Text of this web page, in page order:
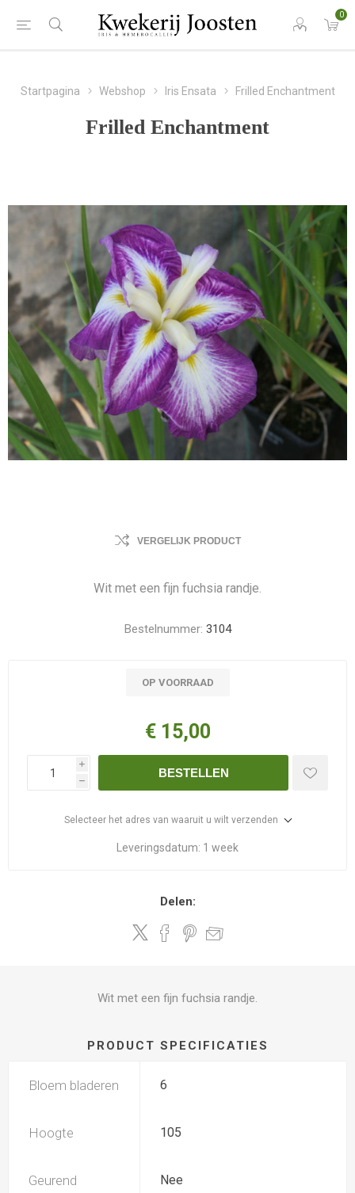
0
Startpagina Webshop Iris Ensata Frilled Enchantment
Frilled Enchantment
VERGELIJK PRODUCT
Wit met een fijn fuchsia randje.
Bestelnummer: 3104
OP VOORRAAD
€ 15,00
i
h
BESTELLEN
Selecteer het adres van waaruit u wilt verzenden
Leveringsdatum: 1 week
Delen:
Wit met een fijn fuchsia randje.
PRODUCT SPECIFICATIES
Bloem bladeren 6
Hoogte 105
Geurend Nee